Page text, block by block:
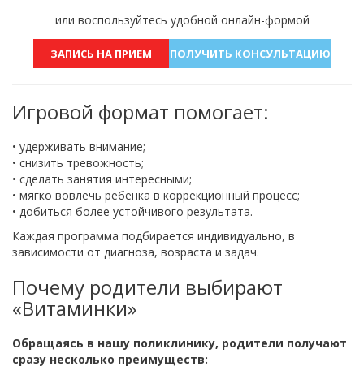
или воспользуйтесь удобной онлайн-формой
ЗАПИСЬ НА ПРИЕМ ПОЛУЧИТЬ КОНСУЛЬТАЦИЮ
Игровой формат помогает:
• удерживать внимание;
• снизить тревожность;
• сделать занятия интересными;
• мягко вовлечь ребёнка в коррекционный процесс;
• добиться более устойчивого результата.
Каждая программа подбирается индивидуально, в
зависимости от диагноза, возраста и задач.
Почему родители выбирают
«Витаминки»
Обращаясь в нашу поликлинику, родители получают
сразу несколько преимуществ: